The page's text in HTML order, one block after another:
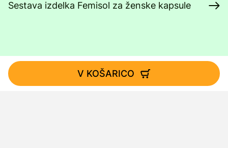
Sestava izdelka Femisol za ženske kapsule
V KOŠARICO